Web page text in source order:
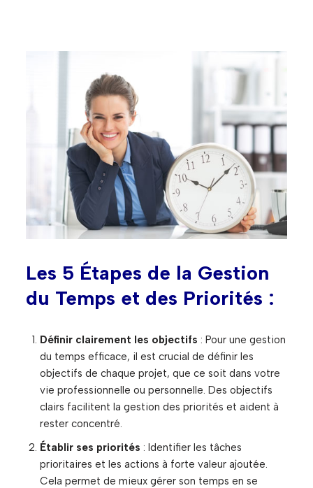
Les 5 Étapes de la Gestion
du Temps et des Priorités :
Définir clairement les objectifs : Pour une gestion
du temps efficace, il est crucial de définir les
objectifs de chaque projet, que ce soit dans votre
vie professionnelle ou personnelle. Des objectifs
clairs facilitent la gestion des priorités et aident à
rester concentré.
Établir ses priorités : Identifier les tâches
prioritaires et les actions à forte valeur ajoutée.
Cela permet de mieux gérer son temps en se